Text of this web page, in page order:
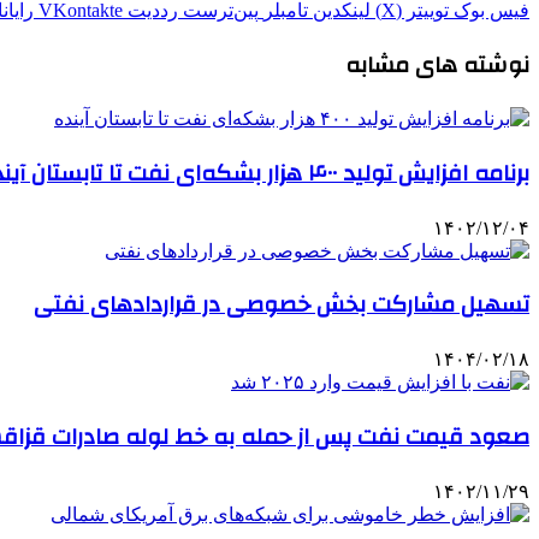
فیس بوک توییتر (X) لینکدین ‫تامبلر ‫پین‌ترست ‫رددیت ‫VKontakte
نوشته های مشابه
برنامه افزایش تولید ۴۰۰ هزار بشکه‌ای نفت تا تابستان آینده
۱۴۰۲/۱۲/۰۴
تسهیل مشارکت بخش خصوصی در قراردادهای نفتی
۱۴۰۴/۰۲/۱۸
صعود قیمت نفت پس از حمله به خط لوله صادرات
۱۴۰۲/۱۱/۲۹